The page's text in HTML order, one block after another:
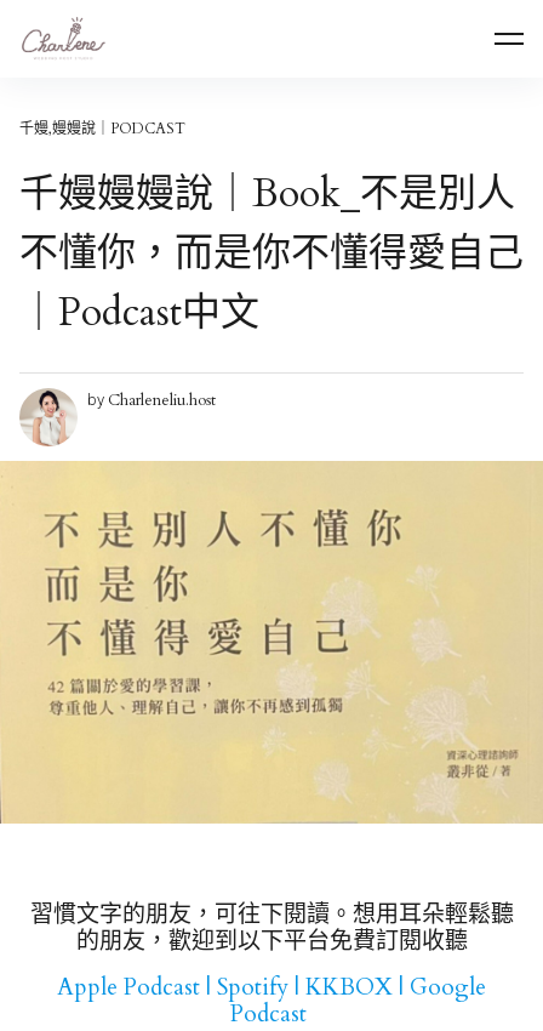
content
專業活動主持人劉千嫚｜媒體活動主持、記者會主
持、中英雙語、品牌發表會主持、活動主持人首選
千嫚,嫚嫚說｜PODCAST
千嫚嫚嫚說｜Book_不是別人
不懂你，而是你不懂得愛自己
｜Podcast中文
by Charleneliu.host
習慣文字的朋友，可往下閱讀。想用耳朵輕鬆聽
的朋友，歡迎到以下平台免費訂閱收聽
Apple Podcast | Spotify | KKBOX | Google
Podcast